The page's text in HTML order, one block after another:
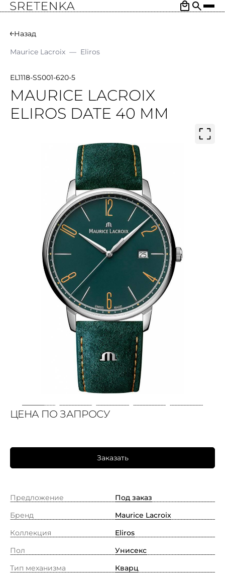
Назад
Maurice Lacroix — Eliros
EL1118-SS001-620-5
MAURICE LACROIX
ELIROS DATE 40 MM
ЦЕНА ПО ЗАПРОСУ
Заказать
Предложение
Под заказ
Бренд
Maurice Lacroix
Коллекция
Eliros
Пол
Унисекс
Тип механизма
Кварц